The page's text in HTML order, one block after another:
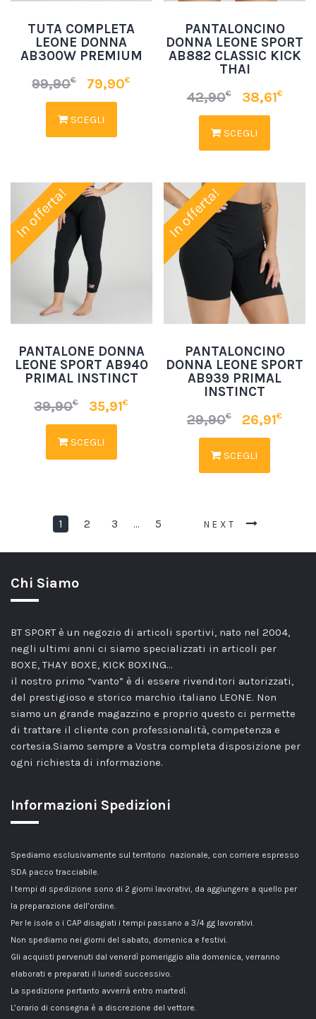
TUTA COMPLETA
LEONE DONNA
AB300W PREMIUM
99,90€ 79,90€
SCEGLI
PANTALONCINO
DONNA LEONE SPORT
AB882 CLASSIC KICK
THAI
42,90€ 38,61€
SCEGLI
In offerta!
PANTALONE DONNA
LEONE SPORT AB940
PRIMAL INSTINCT
39,90€ 35,91€
SCEGLI
In offerta!
PANTALONCINO
DONNA LEONE SPORT
AB939 PRIMAL
INSTINCT
29,90€ 26,91€
SCEGLI
1 2 3 … 5 NEXT
Chi Siamo
BT SPORT è un negozio di articoli sportivi, nato nel 2004,
negli ultimi anni ci siamo specializzati in articoli per
BOXE, THAY BOXE, KICK BOXING…
il nostro primo “vanto” è di essere rivenditori autorizzati,
del prestigioso e storico marchio italiano LEONE. Non
siamo un grande magazzino e proprio questo ci permette
di trattare il cliente con professionalità, competenza e
cortesia.Siamo sempre a Vostra completa disposizione per
ogni richiesta di informazione.
Informazioni Spedizioni
Spediamo esclusivamente sul territorio nazionale, con corriere espresso
SDA pacco tracciabile.
I tempi di spedizione sono di 2 giorni lavorativi, da aggiungere a quello per
la preparazione dell’ordine.
Per le isole o i CAP disagiati i tempi passano a 3/4 gg lavorativi.
Non spediamo nei giorni del sabato, domenica e festivi.
Gli acquisti pervenuti dal venerdì pomeriggio alla domenica, verranno
elaborati e preparati il lunedì successivo.
La spedizione pertanto avverrà entro martedì.
L’orario di consegna è a discrezione del vettore.